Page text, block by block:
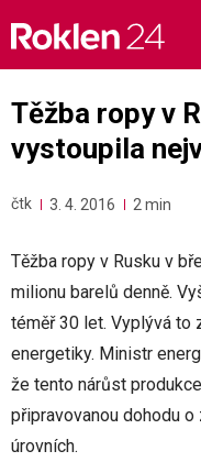
content
Těžba ropy v
vystoupila
čtk 3. 4. 2016 2 min
Těžba ropy v Rusku v
milionu barelů denně.
téměř 30 let. Vyplývá to
energetiky. Ministr
že tento nárůst
připravovanou dohodu
úrovních.